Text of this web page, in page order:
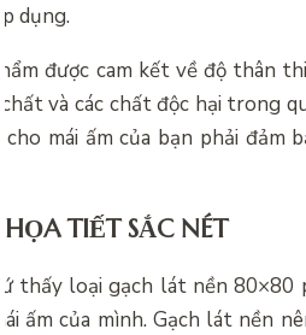
dụng.
được cam kết về độ thân
chất và các chất độc hại trong
mái ấm của bạn phải đảm
TIẾT SẮC NÉT
thấy loại gạch lát nền 80×80
ấm của mình. Gạch lát nền